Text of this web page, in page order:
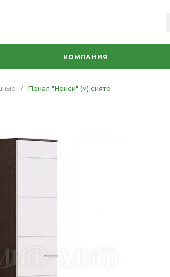
КОМПАНИЯ
/ Пенал "Ненси" (м) снято